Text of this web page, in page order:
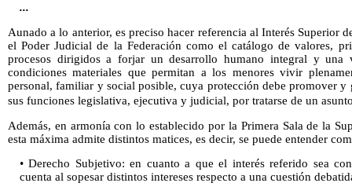
...
Aunado a lo anterior, es preciso hacer referencia al Interés Superior
el Poder Judicial de la Federación como el catálogo de valores,
procesos dirigidos a forjar un desarrollo humano integral y una
condiciones materiales que permitan a los menores vivir
personal, familiar y social posible, cuya protección debe promover y
sus funciones legislativa, ejecutiva y judicial, por tratarse de un
Además, en armonía con lo establecido por la Primera Sala de la
esta máxima admite distintos matices, es decir, se puede entender
• Derecho Subjetivo: en cuanto a que el interés referido sea
cuenta al sopesar distintos intereses respecto a una cuestión